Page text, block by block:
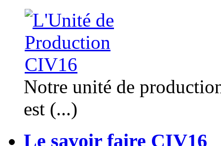
Notre unité de
est (...)
Le savoir faire CIV16